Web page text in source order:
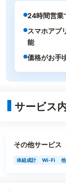
24時間営業
スマホアプ
能
価格がお手
サービス
その他サービス
体組成計 Wi-Fi